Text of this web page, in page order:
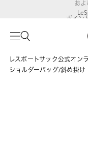
ポイン
レスポートサック公式オン
ショルダーバッグ/斜め掛け